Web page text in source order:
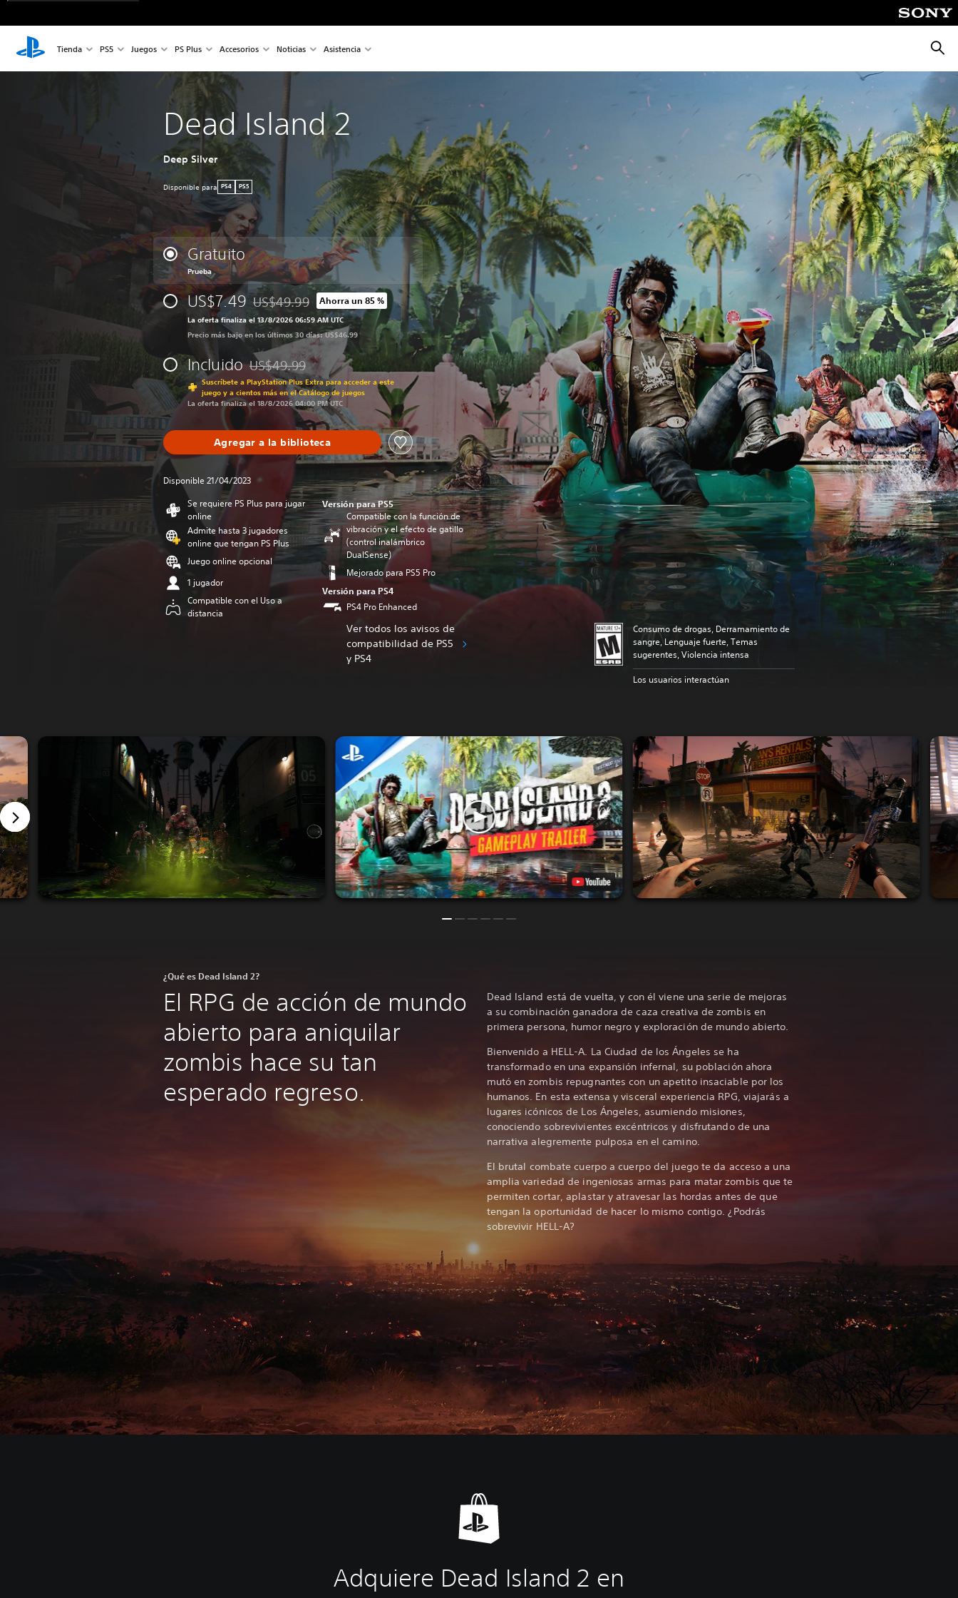
Tienda PS5 Juegos PS Plus Accesorios Noticias Asistencia
Dead Island 2
Deep Silver
Disponible para PS4 PS5
Gratuito
Prueba
US$7.49 Rebajado del precio original de US$49.99
US$49.99 Ahorra un 85 %
La oferta finaliza el 13/8/2026 06:59 AM UTC
Precio más bajo en los últimos 30 días: US$46.99
Incluido Rebajado del precio original de US$49.99
US$49.99
Suscríbete a PlayStation Plus Extra para acceder a este
juego y a cientos más en el Catálogo de juegos
La oferta finaliza el 18/8/2026 04:00 PM UTC
Agregar a la biblioteca
Disponible 21/04/2023
Se requiere PS Plus para jugar
online
Admite hasta 3 jugadores
online que tengan PS Plus
Juego online opcional
1 jugador
Compatible con el Uso a
distancia
Versión para PS5
Compatible con la función de
vibración y el efecto de gatillo
(control inalámbrico
DualSense)
Mejorado para PS5 Pro
Versión para PS4
PS4 Pro Enhanced
Ver todos los avisos de
compatibilidad de PS5
y PS4
Consumo de drogas, Derramamiento de
sangre, Lenguaje fuerte, Temas
sugerentes, Violencia intensa
Los usuarios interactúan
¿Qué es Dead Island 2?
El RPG de acción de mundo
abierto para aniquilar
zombis hace su tan
esperado regreso.
Dead Island está de vuelta, y con él viene una serie de mejoras
a su combinación ganadora de caza creativa de zombis en
primera persona, humor negro y exploración de mundo abierto.
Bienvenido a HELL-A. La Ciudad de los Ángeles se ha
transformado en una expansión infernal, su población ahora
mutó en zombis repugnantes con un apetito insaciable por los
humanos. En esta extensa y visceral experiencia RPG, viajarás a
lugares icónicos de Los Ángeles, asumiendo misiones,
conociendo sobrevivientes excéntricos y disfrutando de una
narrativa alegremente pulposa en el camino.
El brutal combate cuerpo a cuerpo del juego te da acceso a una
amplia variedad de ingeniosas armas para matar zombis que te
permiten cortar, aplastar y atravesar las hordas antes de que
tengan la oportunidad de hacer lo mismo contigo. ¿Podrás
sobrevivir HELL-A?
Adquiere Dead Island 2 en